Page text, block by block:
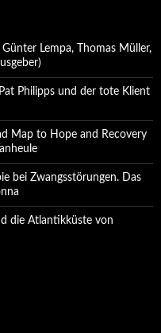
Lempa, Thomas Müller,
Philipps und der tote Klient
Map to Hope and Recovery
bei Zwangsstörungen. Das
die Atlantikküste von